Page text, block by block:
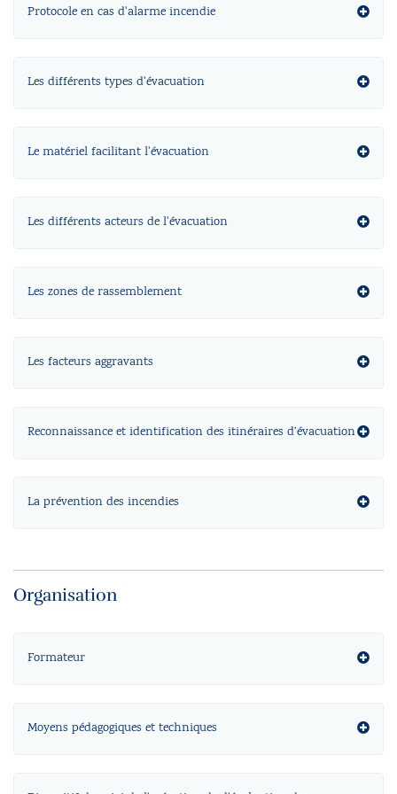
Protocole en cas d'alarme incendie
Les différents types d'évacuation
Le matériel facilitant l'évacuation
Les différents acteurs de l'évacuation
Les zones de rassemblement
Les facteurs aggravants
Reconnaissance et identification des itinéraires d’évacuation
La prévention des incendies
Organisation
Formateur
Moyens pédagogiques et techniques